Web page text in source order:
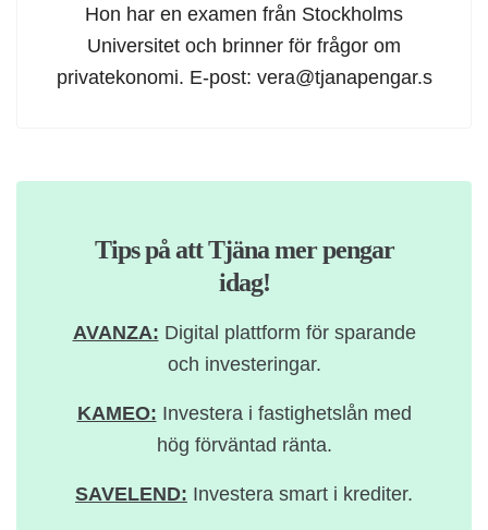
Hon har en examen från Stockholms
Universitet och brinner för frågor om
privatekonomi. E-post: vera@tjanapengar.s
Tips på att Tjäna mer pengar
idag!
AVANZA: Digital plattform för sparande
och investeringar.
KAMEO: Investera i fastighetslån med
hög förväntad ränta.
SAVELEND: Investera smart i krediter.